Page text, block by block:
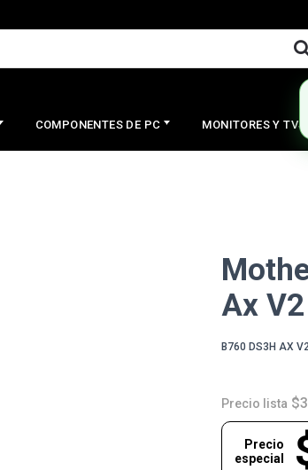
COMPONENTES DE PC MONITORES Y TVS
Ax V2
B760 DS3H AX
Precio lista
Precio
especial